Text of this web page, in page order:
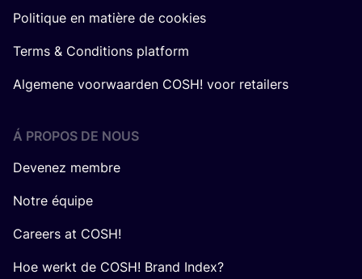
Politique en matière de cookies
Terms & Conditions platform
Algemene voorwaarden COSH! voor retailers
Á PROPOS DE NOUS
Devenez membre
Notre équipe
Careers at COSH!
Hoe werkt de COSH! Brand Index?